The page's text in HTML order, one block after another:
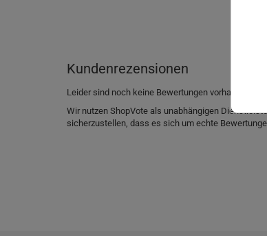
Kundenrezensionen
Leider sind noch keine Bewertungen vorhanden.
Wir nutzen ShopVote als unabhängigen
sicherzustellen, dass es sich um echte